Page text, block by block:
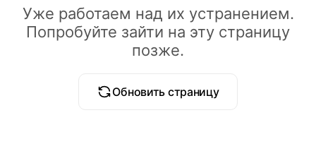
Уже работаем над их устранением.
Попробуйте зайти на эту страницу
позже.
Обновить страницу